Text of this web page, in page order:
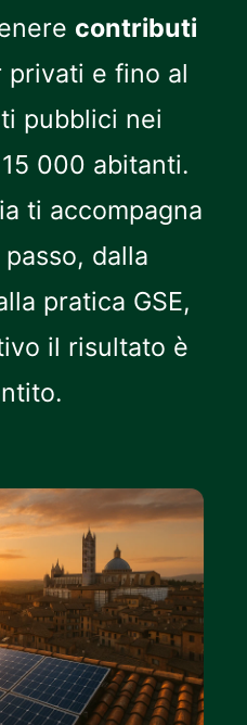
contributi
privati e fino al
pubblici nei
000 abitanti.
ti accompagna
dalla
pratica GSE,
il risultato è